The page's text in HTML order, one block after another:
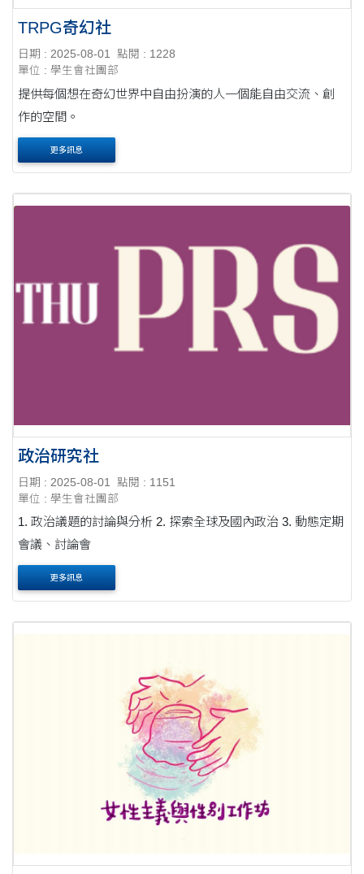
TRPG奇幻社
日期 : 2025-08-01
點閱 : 1228
單位 : 學生會社團部
提供每個想在奇幻世界中自由扮演的人一個能自由交流、創
作的空間。
更多訊息
政治研究社
日期 : 2025-08-01
點閱 : 1151
單位 : 學生會社團部
1. 政治議題的討論與分析 2. 探索全球及國內政治 3. 動態定期
會議、討論會
更多訊息